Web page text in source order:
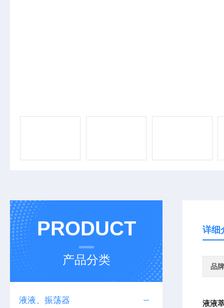
PRODUCT
产品分类
液液、振荡器
详细
品牌
液液